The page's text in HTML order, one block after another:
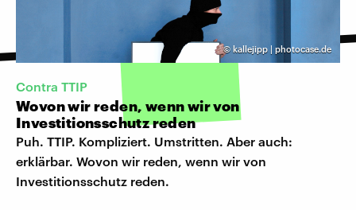
© kallejipp | photocase.de
Contra TTIP
Wovon wir reden, wenn wir von
Investitionsschutz reden
Puh. TTIP. Kompliziert. Umstritten. Aber auch:
erklärbar. Wovon wir reden, wenn wir von
Investitionsschutz reden.